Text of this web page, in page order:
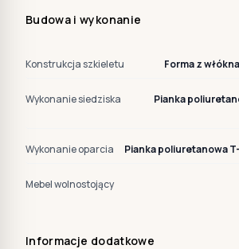
Budowa i wykonanie
Konstrukcja szkieletu Forma z
Wykonanie siedziska
Pianka
Wykonanie oparcia Pianka poliuretanowa
Mebel wolnostojący
Informacje dodatkowe